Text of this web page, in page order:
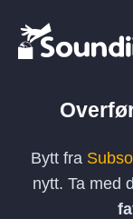
Bytt fra
nytt. Ta med